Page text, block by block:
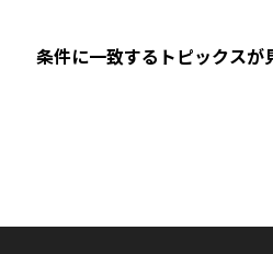
条件に一致するトピックスが